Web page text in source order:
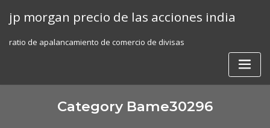
jp morgan precio de las acciones india
ratio de apalancamiento de comercio de divisas
Category Bame30296